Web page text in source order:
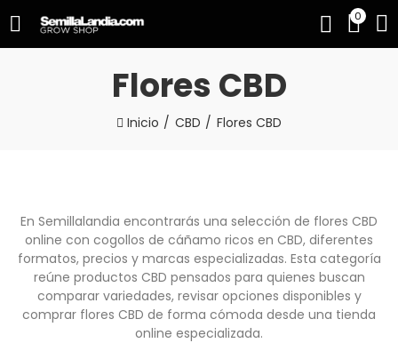
0
Flores CBD
Inicio CBD Flores CBD
En Semillalandia encontrarás una selección de flores CBD
online con cogollos de cáñamo ricos en CBD, diferentes
formatos, precios y marcas especializadas. Esta categoría
reúne productos CBD pensados para quienes buscan
comparar variedades, revisar opciones disponibles y
comprar flores CBD de forma cómoda desde una tienda
online especializada.